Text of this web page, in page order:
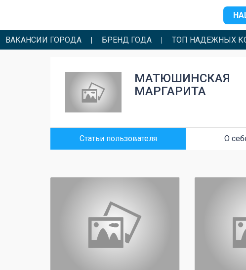
ВАКАНСИИ ГОРОДА БРЕНД ГОДА ТОП НАДЕЖНЫХ
МАТЮШИНСКАЯ
МАРГАРИТА
Статьи пользователя О